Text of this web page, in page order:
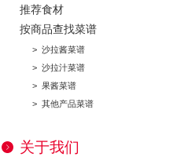
推荐食材
按商品查找菜谱
> 沙拉酱菜谱
> 沙拉汁菜谱
> 果酱菜谱
> 其他产品菜谱
关于我们